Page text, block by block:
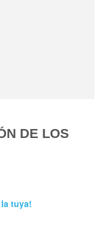
DE LOS
la tuya!